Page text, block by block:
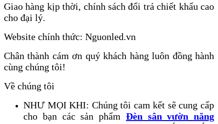
Giao hàng kịp thời, chính sách đổi trả chiết khấu cao
cho đại lý.
Website chính thức: Nguonled.vn
Chân thành cám ơn quý khách hàng luôn đồng hành
cùng chúng tôi!
Về chúng tôi
NHƯ MỌI KHI: Chúng tôi cam kết sẽ cung cấp
cho bạn các sản phẩm Đèn sân vườn năng